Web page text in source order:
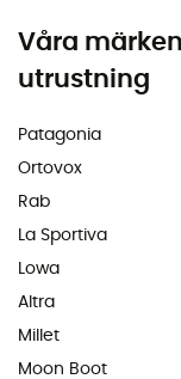
Våra
utrustning
Patagonia
Ortovox
Rab
La Sportiva
Lowa
Altra
Millet
Moon Boot